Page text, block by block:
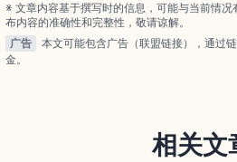
※ 文章内容基于撰写时的信息，可能与当前情
布内容的准确性和完整性，敬请谅解。
广告
本文可能包含广告（联盟链接），通过
金。
相关文